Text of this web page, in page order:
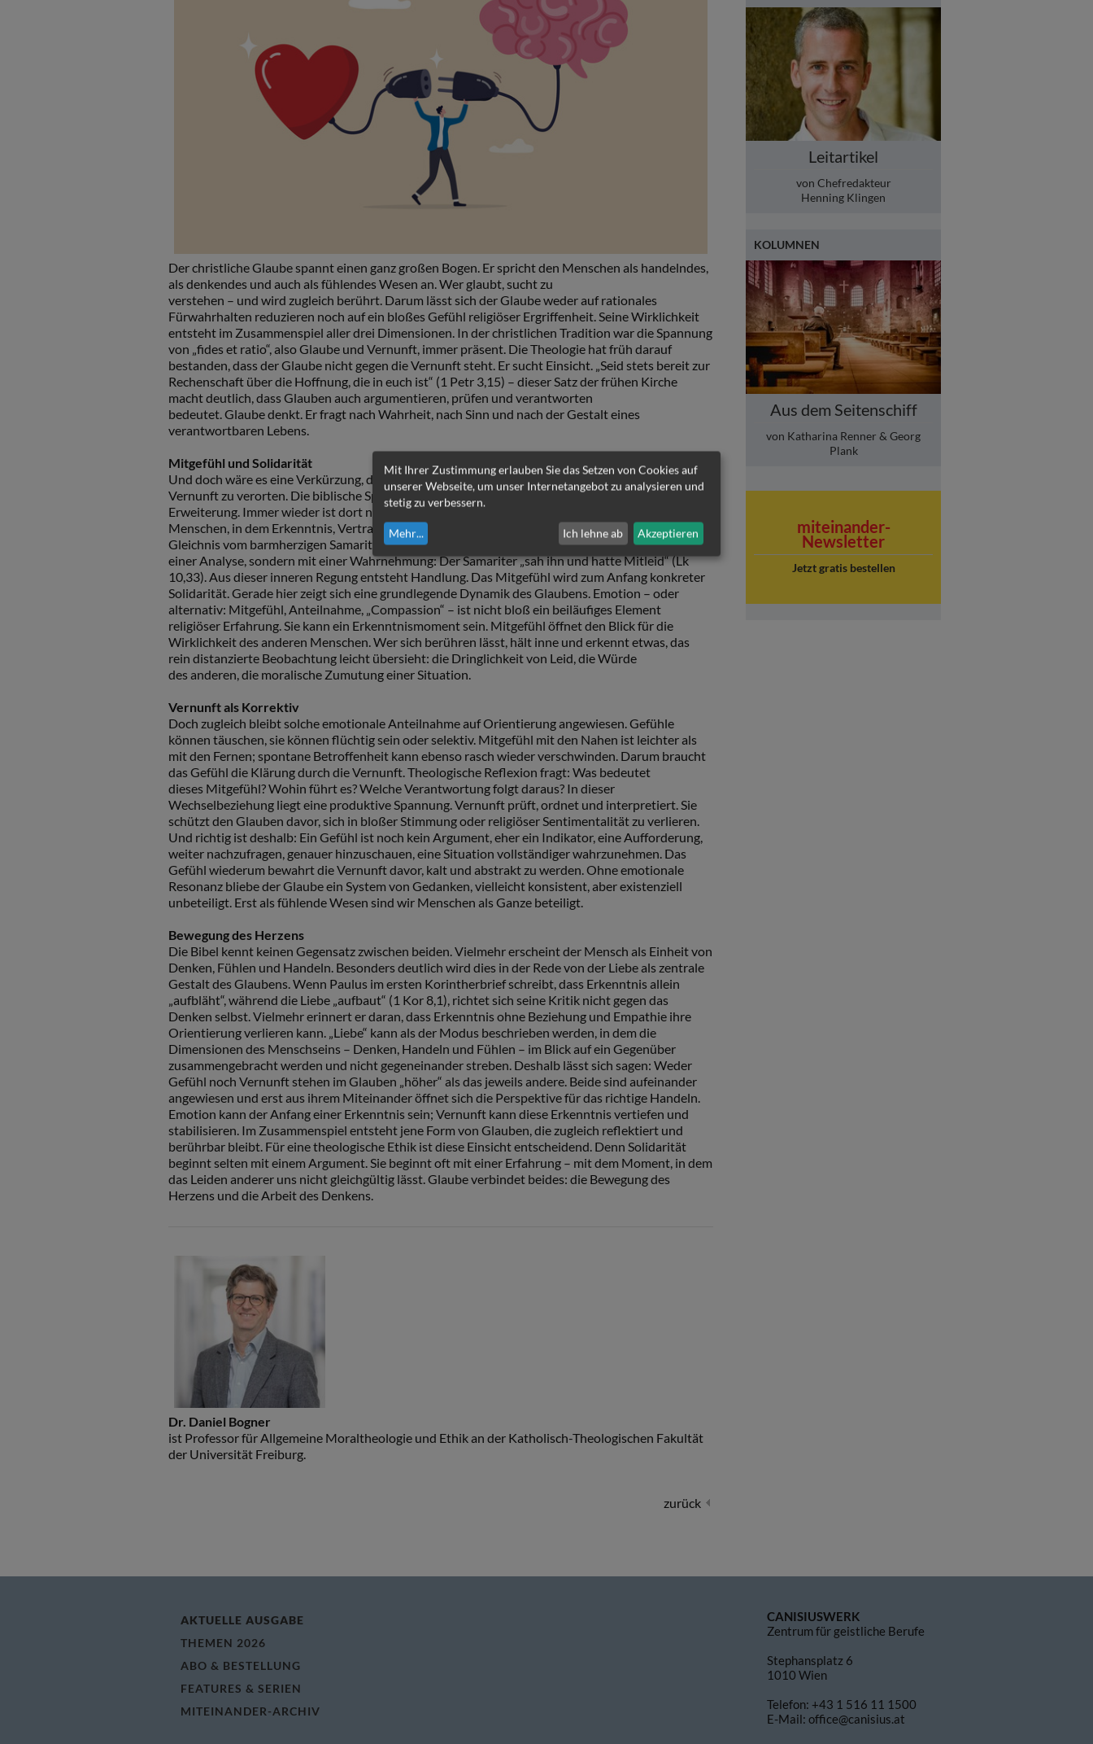
Leitartikel
von Chefredakteur
Henning Klingen
KOLUMNEN
Aus dem Seitenschiff
von Katharina Renner & Georg
Plank
miteinander-
Newsletter
Jetzt gratis bestellen
Der christliche Glaube spannt einen ganz großen Bogen. Er spricht den Menschen als handelndes,
als denkendes und auch als fühlendes Wesen an. Wer glaubt, sucht zu
verstehen – und wird zugleich berührt. Darum lässt sich der Glaube weder auf rationales
Fürwahrhalten reduzieren noch auf ein bloßes Gefühl religiöser Ergriffenheit. Seine Wirklichkeit
entsteht im Zusammenspiel aller drei Dimensionen. In der christlichen Tradition war die Spannung
von „fides et ratio“, also Glaube und Vernunft, immer präsent. Die Theologie hat früh darauf
bestanden, dass der Glaube nicht gegen die Vernunft steht. Er sucht Einsicht. „Seid stets bereit zur
Rechenschaft über die Hoffnung, die in euch ist“ (1 Petr 3,15) – dieser Satz der frühen Kirche
macht deutlich, dass Glauben auch argumentieren, prüfen und verantworten
bedeutet. Glaube denkt. Er fragt nach Wahrheit, nach Sinn und nach der Gestalt eines
verantwortbaren Lebens.
Mitgefühl und Solidarität
Und doch wäre es eine Verkürzung, den Glauben allein in dieser Auseinandersetzung mit der
Vernunft zu verorten. Die biblische Sprache selbst ist das lebendigste Plädoyer für eine
Erweiterung. Immer wieder ist dort nämlich vom „Herzen“ die Rede – jenem inneren Zentrum des
Menschen, in dem Erkenntnis, Vertrauen und Empfindung zusammenkommen. Wenn Jesus im
Gleichnis vom barmherzigen Samariter erzählt, beginnt die entscheidende Bewegung nicht mit
einer Analyse, sondern mit einer Wahrnehmung: Der Samariter „sah ihn und hatte Mitleid“ (Lk
10,33). Aus dieser inneren Regung entsteht Handlung. Das Mitgefühl wird zum Anfang konkreter
Solidarität. Gerade hier zeigt sich eine grundlegende Dynamik des Glaubens. Emotion – oder
alternativ: Mitgefühl, Anteilnahme, „Compassion“ – ist nicht bloß ein beiläufiges Element
religiöser Erfahrung. Sie kann ein Erkenntnismoment sein. Mitgefühl öffnet den Blick für die
Wirklichkeit des anderen Menschen. Wer sich berühren lässt, hält inne und erkennt etwas, das
rein distanzierte Beobachtung leicht übersieht: die Dringlichkeit von Leid, die Würde
des anderen, die moralische Zumutung einer Situation.
Vernunft als Korrektiv
Doch zugleich bleibt solche emotionale Anteilnahme auf Orientierung angewiesen. Gefühle
können täuschen, sie können flüchtig sein oder selektiv. Mitgefühl mit den Nahen ist leichter als
mit den Fernen; spontane Betroffenheit kann ebenso rasch wieder verschwinden. Darum braucht
das Gefühl die Klärung durch die Vernunft. Theologische Reflexion fragt: Was bedeutet
dieses Mitgefühl? Wohin führt es? Welche Verantwortung folgt daraus? In dieser
Wechselbeziehung liegt eine produktive Spannung. Vernunft prüft, ordnet und interpretiert. Sie
schützt den Glauben davor, sich in bloßer Stimmung oder religiöser Sentimentalität zu verlieren.
Und richtig ist deshalb: Ein Gefühl ist noch kein Argument, eher ein Indikator, eine Aufforderung,
weiter nachzufragen, genauer hinzuschauen, eine Situation vollständiger wahrzunehmen. Das
Gefühl wiederum bewahrt die Vernunft davor, kalt und abstrakt zu werden. Ohne emotionale
Resonanz bliebe der Glaube ein System von Gedanken, vielleicht konsistent, aber existenziell
unbeteiligt. Erst als fühlende Wesen sind wir Menschen als Ganze beteiligt.
Bewegung des Herzens
Die Bibel kennt keinen Gegensatz zwischen beiden. Vielmehr erscheint der Mensch als Einheit von
Denken, Fühlen und Handeln. Besonders deutlich wird dies in der Rede von der Liebe als zentrale
Gestalt des Glaubens. Wenn Paulus im ersten Korintherbrief schreibt, dass Erkenntnis allein
„aufbläht“, während die Liebe „aufbaut“ (1 Kor 8,1), richtet sich seine Kritik nicht gegen das
Denken selbst. Vielmehr erinnert er daran, dass Erkenntnis ohne Beziehung und Empathie ihre
Orientierung verlieren kann. „Liebe“ kann als der Modus beschrieben werden, in dem die
Dimensionen des Menschseins – Denken, Handeln und Fühlen – im Blick auf ein Gegenüber
zusammengebracht werden und nicht gegeneinander streben. Deshalb lässt sich sagen: Weder
Gefühl noch Vernunft stehen im Glauben „höher“ als das jeweils andere. Beide sind aufeinander
angewiesen und erst aus ihrem Miteinander öffnet sich die Perspektive für das richtige Handeln.
Emotion kann der Anfang einer Erkenntnis sein; Vernunft kann diese Erkenntnis vertiefen und
stabilisieren. Im Zusammenspiel entsteht jene Form von Glauben, die zugleich reflektiert und
berührbar bleibt. Für eine theologische Ethik ist diese Einsicht entscheidend. Denn Solidarität
beginnt selten mit einem Argument. Sie beginnt oft mit einer Erfahrung – mit dem Moment, in dem
das Leiden anderer uns nicht gleichgültig lässt. Glaube verbindet beides: die Bewegung des
Herzens und die Arbeit des Denkens.
Dr. Daniel Bogner
ist Professor für Allgemeine Moraltheologie und Ethik an der Katholisch-Theologischen Fakultät
der Universität Freiburg.
zurück
AKTUELLE AUSGABE
THEMEN 2026
ABO & BESTELLUNG
FEATURES & SERIEN
MITEINANDER-ARCHIV
CANISIUSWERK
Zentrum für geistliche Berufe
Stephansplatz 6
1010 Wien
Telefon: +43 1 516 11 1500
E-Mail: office@canisius.at
Mit Ihrer Zustimmung erlauben Sie das Setzen von Cookies auf
unserer Webseite, um unser Internetangebot zu analysieren und
stetig zu verbessern.
Mehr... Ich lehne ab Akzeptieren